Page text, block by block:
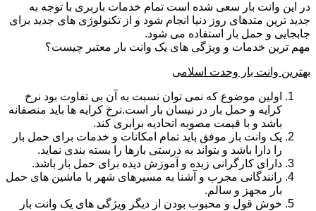
در این وانت بار سعی شده است تمام خدمات باربری با توجه به
جدید ترین متدهای روز دنیا انجام شود و از تکنولوژی های جدید برای
جابجایی و حمل بار استفاده می شود.
مهم ترین خدمات و ویژگی های یک وانت بار معتبر چیست؟
بهترین وانت بار وحدت اسلامی
اولین موضوع که نمی توان نسبت به آن بی تفاوت بود نرخ
کرایه و حمل بار در نیسان بار است.نرخ کرایه ها باید منصفانه
باشد و با قیمت مصوبه اتحادیه برابری کند.
یک وانت بار موفق باید تمام امکانات و خدمات برای حمل بار
را دارا باشد و بتواند به درستی بارها را بسته بندی نماید.
دارای کارگرانی زبده و آموزش دیده برای حمل بار باشد.
رانندگانی مجرب و آشنا به مسیرهای شهر با ماشین های حمل
بار مجهز و سالم.
خوش قول و محبوب بودن از دیگر ویژگی های یک وانت بار